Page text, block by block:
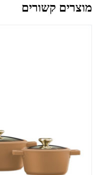
מוצרים קשורים